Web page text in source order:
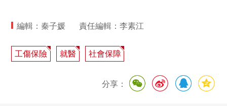
編輯：秦子媛 責任編輯：李素江
工傷保險 就醫 社會保障
分享：